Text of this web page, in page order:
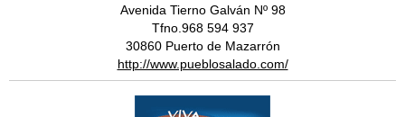
Avenida Tierno Galván Nº 98
Tfno.968 594 937
30860 Puerto de Mazarrón
http://www.pueblosalado.com/